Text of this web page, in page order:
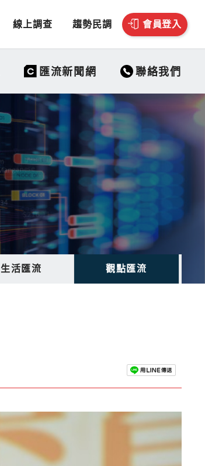
線上調查 趨勢民調 會員登入
匯流新聞網 聯絡我們
生活匯流 觀點匯流